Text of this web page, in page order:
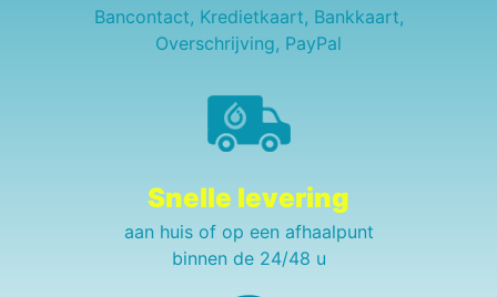
Bancontact, Kredietkaart, Bankkaart,
Overschrijving, PayPal
Snelle levering
aan huis of op een afhaalpunt
binnen de 24/48 u